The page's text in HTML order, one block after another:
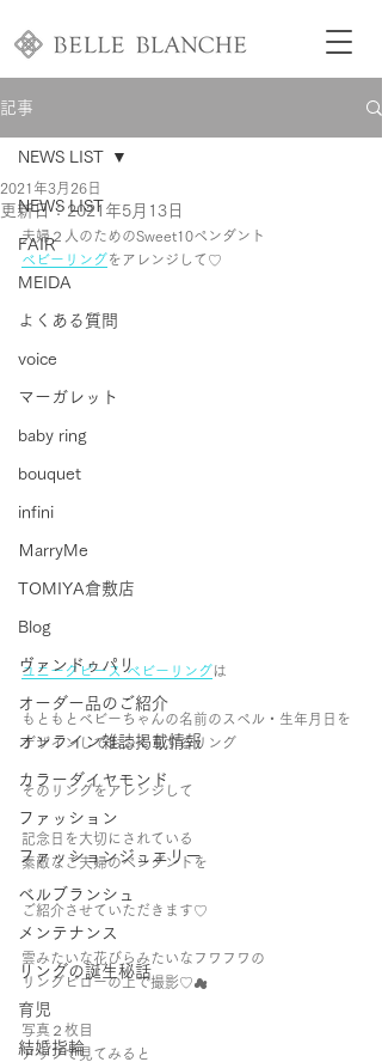
記事
NEWS LIST
FAIR
MEIDA
よくある質問
voice
マーガレット
baby ring
bouquet
infini
ＭarryMe
TOMIYA倉敷店
Blog
ヴァンドゥパリ
オーダー品のご紹介
オンライン雑誌掲載情報
カラーダイヤモンド
ファッション
ファッションジュエリー
ベルブランシュ
メンテナンス
リングの誕生秘話
育児
結婚指輪
NEWS LIST
2021年3月26日
更新日： 2021年5月13日
夫婦２人のためのSweet10ペンダント
ベビーリングをアレンジして♡
ユニークピース ベビーリングは
もともとベビーちゃんの名前のスペル・生年月日を
デザインしておつくりするリング
そのリングをアレンジして
記念日を大切にされている
素敵なご夫婦のペンダントを
ご紹介させていただきます♡
雲みたいな花びらみたいなフワフワの
リングピローの上で撮影♡☁︎
写真２枚目
アップで見てみると